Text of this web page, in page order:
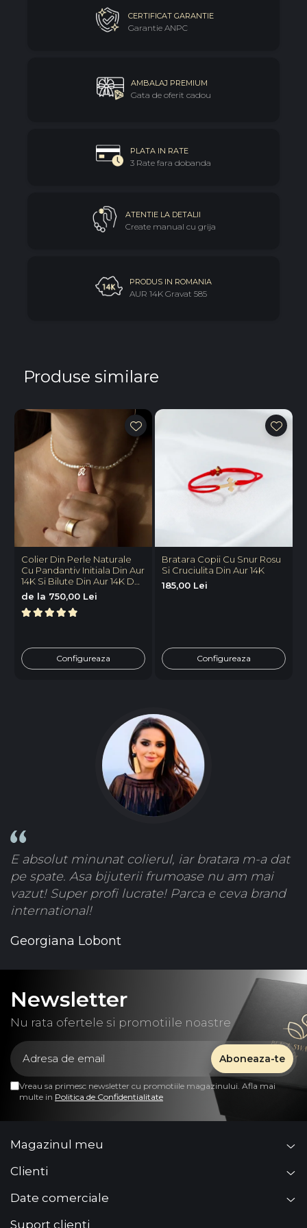
deschiderea pachetului.
CERTIFICAT GARANTIE
Garantie ANPC
AMBALAJ PREMIUM
Gata de oferit cadou
PLATA IN RATE
3 Rate fara dobanda
ATENTIE LA DETALII
Create manual cu grija
PRODUS IN ROMANIA
AUR 14K Gravat 585
Produse similare
Colier Din Perle Naturale
Cu Pandantiv Initiala Din Aur
14K Si Bilute Din Aur 14K De
2.5mm
de la 750,00 Lei
Configureaza
Bratara Copii Cu Snur Rosu
Si Cruciulita Din Aur 14K
185,00 Lei
Configureaza
Georgiana Lobont
E absolut minunat colierul, iar bratara m-a dat
pe spate. Asa bijuterii frumoase nu am mai
vazut! Super profi lucrate! Parca e ceva brand
international!
Newsletter
Nu rata ofertele si promotiile noastre
Vreau sa primesc newsletter cu promotiile magazinului. Afla mai
multe in Politica de Confidentialitate
Magazinul meu
Clienti
Date comerciale
Suport clienti